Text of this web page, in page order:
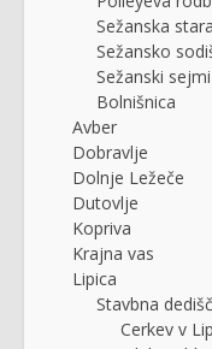
Sežanska
Sežansko
Sežanski
Bolnišnica
Avber
Dobravlje
Dolnje Ležeče
Dutovlje
Kopriva
Krajna vas
Lipica
Stavbna
Cerkev v